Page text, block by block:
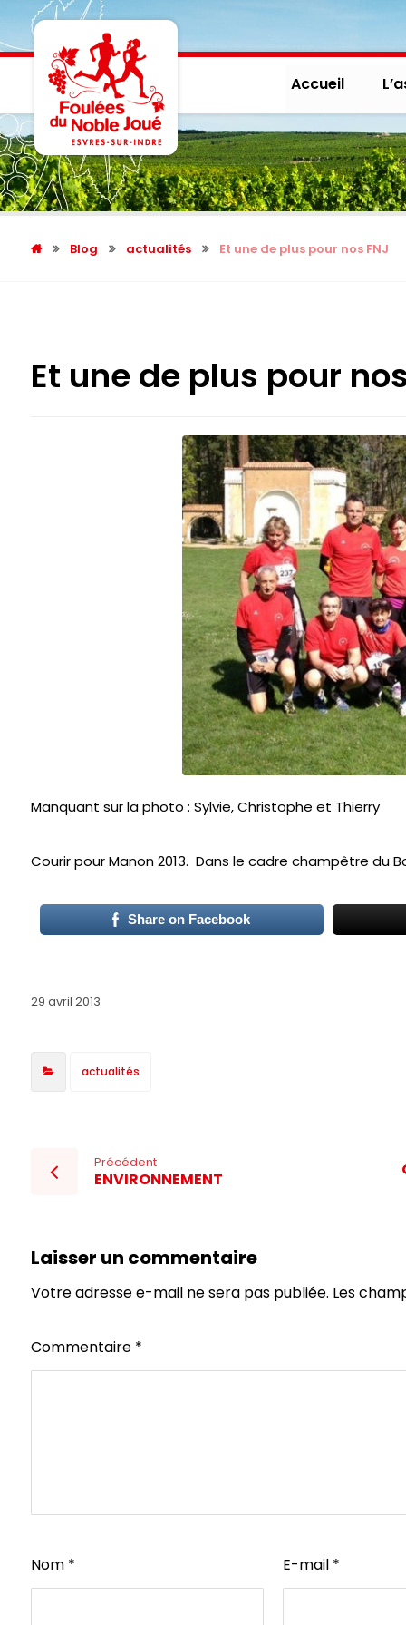
Accueil
Blog actualités Et une de plus pour nos FNJ
Et une de plus pour
Manquant sur la photo : Sylvie, Christophe et Thierry
Courir pour Manon 2013. Dans le cadre champêtre du
Share on Facebook
29 avril 2013
actualités
Précédent
ENVIRONNEMENT
Laisser un commentaire
Votre adresse e-mail ne sera pas publiée. Les
Commentaire *
Nom * E-mail *